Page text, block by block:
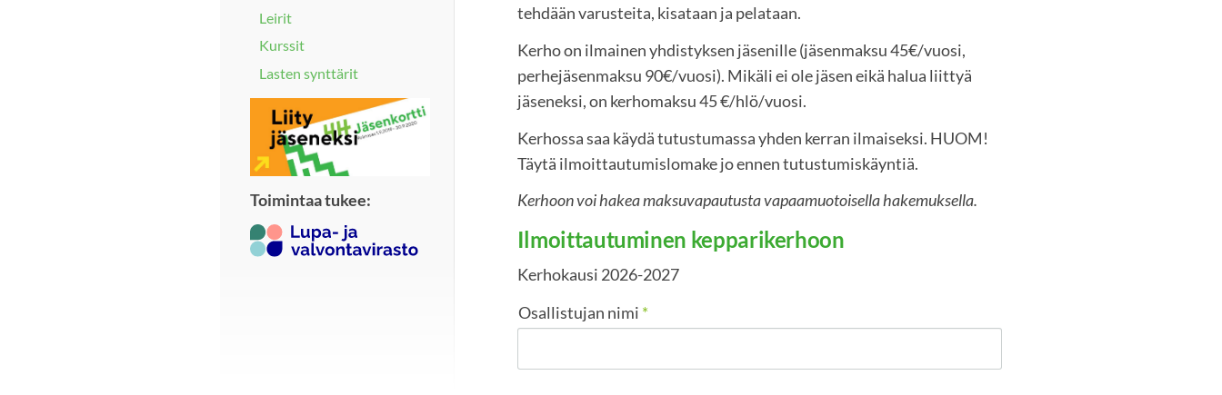
Leirit
Kurssit
Lasten synttärit
Toimintaa tukee:
tehdään varusteita, kisataan ja pelataan.
Kerho on ilmainen yhdistyksen jäsenille (jäsenmaksu 45€/vuosi,
perhejäsenmaksu 90€/vuosi). Mikäli ei ole jäsen eikä halua liittyä
jäseneksi, on kerhomaksu 45 €/hlö/vuosi.
Kerhossa saa käydä tutustumassa yhden kerran ilmaiseksi. HUOM!
Täytä ilmoittautumislomake jo ennen tutustumiskäyntiä.
Kerhoon voi hakea maksuvapautusta vapaamuotoisella hakemuksella.
Ilmoittautuminen kepparikerhoon
Kerhokausi 2026-2027
Osallistujan nimi *